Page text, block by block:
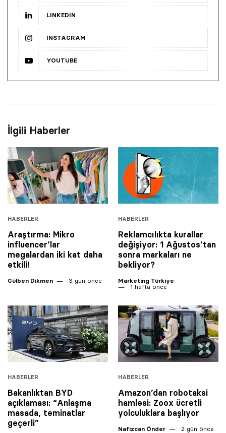
LINKEDIN
INSTAGRAM
YOUTUBE
İlgili Haberler
HABERLER
Araştırma: Mikro
influencer’lar
megalardan iki kat daha
etkili!
Gülben Dikmen 3 gün önce
HABERLER
Reklamcılıkta kurallar
değişiyor: 1 Ağustos’tan
sonra markaları ne
bekliyor?
Marketing Türkiye
1 hafta önce
HABERLER
Bakanlıktan BYD
açıklaması: “Anlaşma
masada, teminatlar
geçerli”
HABERLER
Amazon’dan robotaksi
hamlesi: Zoox ücretli
yolculuklara başlıyor
Nafizcan Önder 2 gün önce